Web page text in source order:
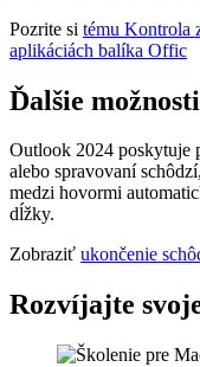
Pozrite si tému Kontrola
aplikáciách balíka Offic
Ďalšie
Outlook 2024 poskytuje
alebo spravovaní
medzi hovormi
dĺžky.
Zobraziť ukončenie
Rozvíjajte